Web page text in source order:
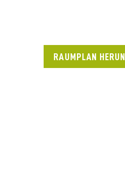
RAUMPLAN